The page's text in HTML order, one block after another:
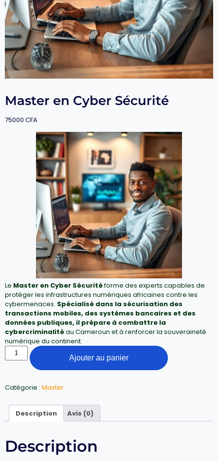
Master en Cyber Sécurité
75000 CFA
Le Master en Cyber Sécuritéforme des experts capables de
protéger les infrastructures numériques africaines contre les
cybermenaces. Spécialisé dans la sécurisation des
transactions mobiles, des systèmes bancaires et des
données publiques, il prépare à combattre la
cybercriminalitéau Cameroun et à renforcer la souveraineté
numérique du continent.
Ajouter au panier
Catégorie : Master
Description Avis (0)
Description